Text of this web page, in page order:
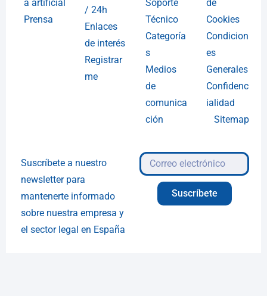
a artificial
Prensa
/ 24h
Enlaces
de interés
Registrar
me
Soporte
Técnico
Categoría
s
Medios
de
comunica
ción
de
Cookies
Condicion
es
Generales
Confidenc
ialidad
Sitemap
Suscríbete a nuestro
newsletter para
mantenerte informado
sobre nuestra empresa y
el sector legal en España
Suscríbete